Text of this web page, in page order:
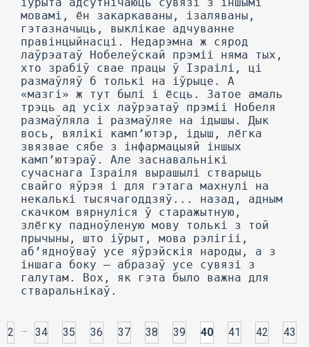
2 ... 34 35 36 37 38 39 40 41 42 43